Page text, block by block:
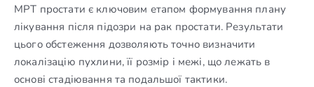
МРТ простати є ключовим етапом формування плану
лікування після підозри на рак простати. Результати
цього обстеження дозволяють точно визначити
локалізацію пухлини, її розмір і межі, що лежать в
основі стадіювання та подальшої тактики.